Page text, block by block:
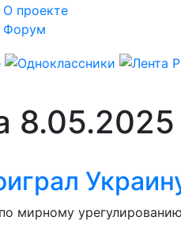
О проекте
Форум
8.05.2025
мирному